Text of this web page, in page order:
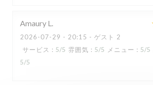
Amaury L
2026-07-29 - 20:15 - ゲスト 2
サービス : 5/5 雰囲気 : 5/5 メニュー : 5/5
5/5